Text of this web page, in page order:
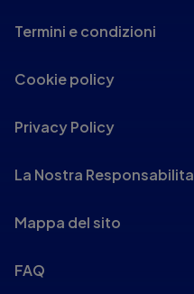
Termini e condizioni
Cookie policy
Privacy Policy
La Nostra Responsabilita
Mappa del sito
FAQ